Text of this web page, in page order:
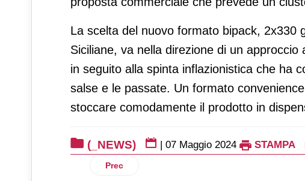
La scelta del nuovo formato bipack, 2x330
Siciliane, va nella direzione di un
in seguito alla spinta inflazionistica che ha
salse e le passate. Un formato
stoccare comodamente il prodotto in
(_NEWS) | 07 Maggio 2024 STAMPA
Articolo precedente: Via al Cibus dei record.
Prec